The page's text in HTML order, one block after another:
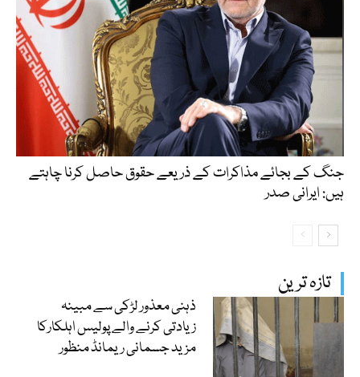
تازہ ترین
ذہنی معذور لڑکی سے مبینہ
زیادتی کرنے والے پولیس اہلکارکا
مزید جسمانی ریمانڈ منظور
جنگ کے بجائے مذاکرات کے ذریعے حقوق حاصل کرنا چاہتے
ہیں: ایرانی صدر